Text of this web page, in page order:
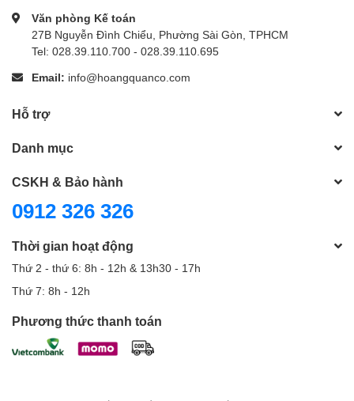
Văn phòng Kế toán
27B Nguyễn Đình Chiểu, Phường Sài Gòn, TPHCM
Tel: 028.39.110.700 - 028.39.110.695
Email: info@hoangquanco.com
Hỗ trợ
Danh mục
CSKH & Bảo hành
0912 326 326
Thời gian hoạt động
Thứ 2 - thứ 6: 8h - 12h & 13h30 - 17h
Thứ 7: 8h - 12h
Phương thức thanh toán